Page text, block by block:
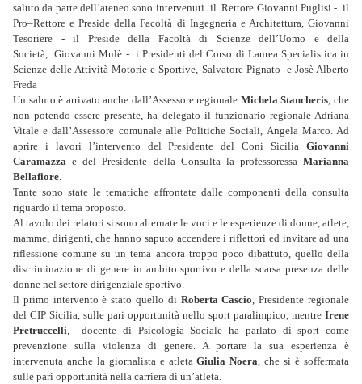
saluto da parte dell’ateneo sono intervenuti il Rettore Giovanni Puglisi - il
Pro–Rettore e Preside della Facoltà di Ingegneria e Architettura, Giovanni
Tesoriere - il Preside della Facoltà di Scienze dell’Uomo e della
Società, Giovanni Mulè - i Presidenti del Corso di Laurea Specialistica in
Scienze delle Attività Motorie e Sportive, Salvatore Pignato e Josè Alberto
Freda
Un saluto è arrivato anche dall’Assessore regionale Michela Stancheris, che
non potendo essere presente, ha delegato il funzionario regionale Adriana
Vitale e dall’Assessore comunale alle Politiche Sociali, Angela Marco. Ad
aprire i lavori l’intervento del Presidente del Coni Sicilia Giovanni
Caramazza e del Presidente della Consulta la professoressa Marianna
Bellafiore.
Tante sono state le tematiche affrontate dalle componenti della consulta
riguardo il tema proposto.
Al tavolo dei relatori si sono alternate le voci e le esperienze di donne, atlete,
mamme, dirigenti, che hanno saputo accendere i riflettori ed invitare ad una
riflessione comune su un tema ancora troppo poco dibattuto, quello della
discriminazione di genere in ambito sportivo e della scarsa presenza delle
donne nel settore dirigenziale sportivo.
Il primo intervento è stato quello di Roberta Cascio, Presidente regionale
del CIP Sicilia, sulle pari opportunità nello sport paralimpico, mentre Irene
Pretruccelli, docente di Psicologia Sociale ha parlato di sport come
prevenzione sulla violenza di genere. A portare la sua esperienza è
intervenuta anche la giornalista e atletaGiulia Noera, che si è soffermata
sulle pari opportunità nella carriera di un’atleta.